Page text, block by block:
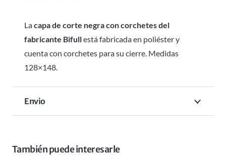
Lacapa de corte negra con corchetes del
fabricante Bifullestá fabricada en poliéster y
cuenta con corchetes para su cierre. Medidas
128×148.
Envio
También puede interesarle